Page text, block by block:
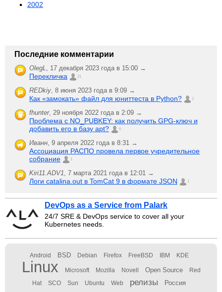
2002
Последние комментарии
OlegL, 17 декабря 2023 года в 15:00 →
Перекличка 21
REDkiy, 8 июня 2023 года в 9:09 →
Как «замокать» файл для юниттеста в Python? 2
fhunter, 29 ноября 2022 года в 2:09 →
Проблема с NO_PUBKEY: как получить GPG-ключ и
добавить его в базу apt?
6
Иванн, 9 апреля 2022 года в 8:31 →
Ассоциация РАСПО провела первое учредительное
собрание
1
Kiri11.ADV1, 7 марта 2021 года в 12:01 →
Логи catalina.out в TomCat 9 в формате JSON 1
DevOps as a Service from Palark
24/7 SRE & DevOps service to cover all your
Kubernetes needs.
Android BSD Debian Firefox FreeBSD IBM KDE
Linux Microsoft Mozilla Novell Open Source Red
Hat SCO Sun Ubuntu Web релизы Россия